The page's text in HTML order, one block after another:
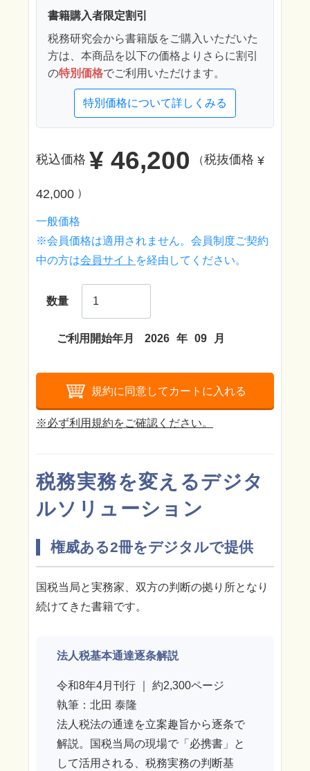
書籍購入者限定割引
税務研究会から書籍版をご購入いただいた
方は、本商品を以下の価格よりさらに割引
の特別価格でご利用いただけます。
特別価格について詳しくみる
税込価格 ¥ 46,200 （税抜価格 ¥
42,000 ）
一般価格
※会員価格は適用されません。会員制度ご契約
中の方は会員サイト を経由してください。
数量
ご利用開始年月 2026 年 09 月
規約に同意してカートに入れる
※必ず利用規約をご確認ください。
税務実務を変えるデジタ
ルソリューション
権威ある2冊をデジタルで提供
国税当局と実務家、双方の判断の拠り所となり
続けてきた書籍です。
法人税基本通達逐条解説
令和8年4月刊行 ｜ 約2,300ページ
執筆：北田 泰隆
法人税法の通達を立案趣旨から逐条で
解説。国税当局の現場で「必携書」と
して活用される、税務実務の判断基